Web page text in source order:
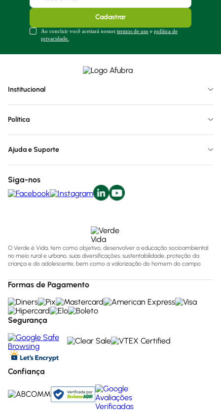
Cadastrar
Ao concluir você aceitará nossos termos de uso e política de
privacidade.
Institucional
Política
Ajuda e Suporte
Siga-nos
O Verde é Vida, tem como objetivo, desenvolver a educação socioambiental
no meio rural e urbano, suas diversificações, sustentabilidade, proteção da
criança e do adolescente, bem como a valorização do homem do campo.
Formas de Pagamento
Segurança
Confiança